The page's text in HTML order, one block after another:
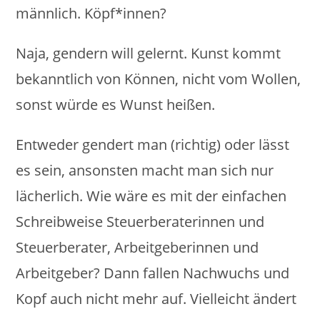
männlich. Köpf*innen?
Naja, gendern will gelernt. Kunst kommt
bekanntlich von Können, nicht vom Wollen,
sonst würde es Wunst heißen.
Entweder gendert man (richtig) oder lässt
es sein, ansonsten macht man sich nur
lächerlich. Wie wäre es mit der einfachen
Schreibweise Steuerberaterinnen und
Steuerberater, Arbeitgeberinnen und
Arbeitgeber? Dann fallen Nachwuchs und
Kopf auch nicht mehr auf. Vielleicht ändert